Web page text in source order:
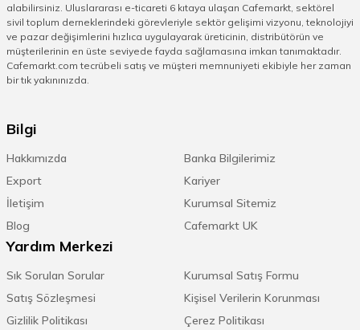
alabilirsiniz. Uluslararası e-ticareti 6 kıtaya ulaşan Cafemarkt, sektörel
sivil toplum derneklerindeki görevleriyle sektör gelişimi vizyonu, teknolojiyi
ve pazar değişimlerini hızlıca uygulayarak üreticinin, distribütörün ve
müşterilerinin en üste seviyede fayda sağlamasına imkan tanımaktadır.
Cafemarkt.com tecrübeli satış ve müşteri memnuniyeti ekibiyle her zaman
bir tık yakınınızda.
Bilgi
Hakkımızda
Banka Bilgilerimiz
Export
Kariyer
İletişim
Kurumsal Sitemiz
Blog
Cafemarkt UK
Yardım Merkezi
Sık Sorulan Sorular
Kurumsal Satış Formu
Satış Sözleşmesi
Kişisel Verilerin Korunması
Gizlilik Politikası
Çerez Politikası